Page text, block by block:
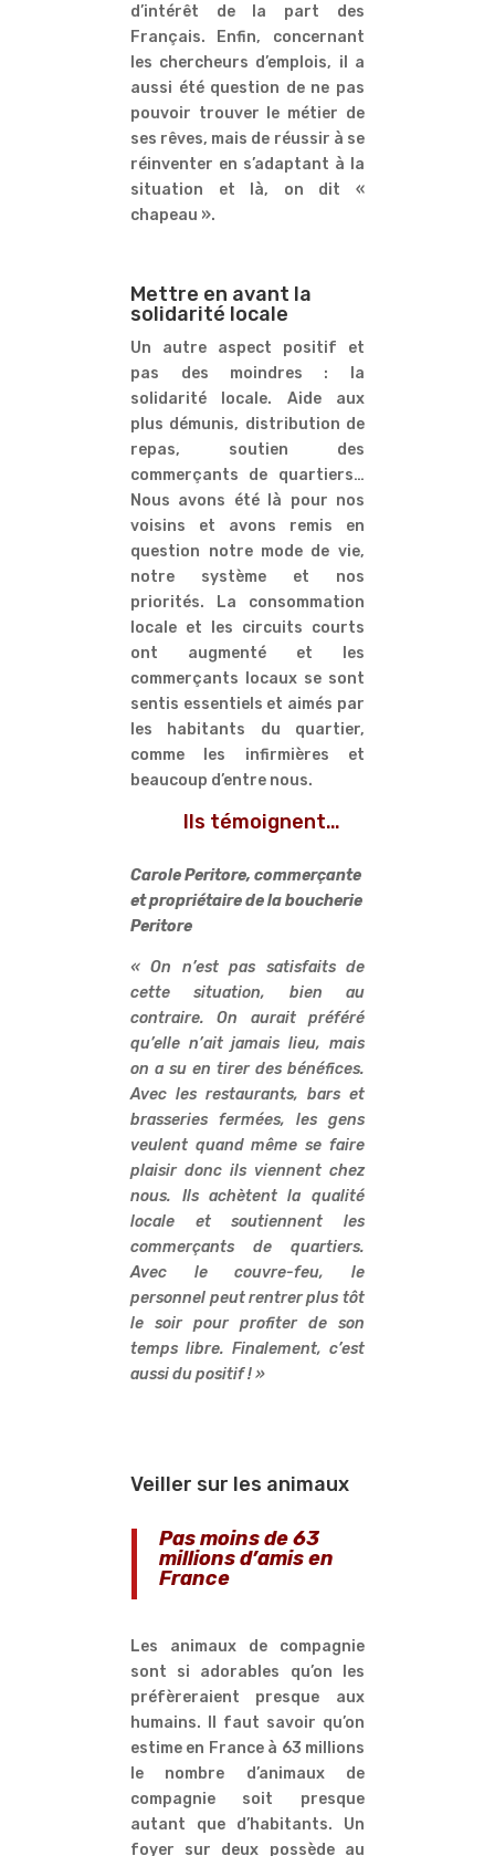
d’intérêt de la part des
Français. Enfin, concernant
les chercheurs d’emplois, il a
aussi été question de ne pas
pouvoir trouver le métier de
ses rêves, mais de réussir à se
réinventer en s’adaptant à la
situation et là, on dit «
chapeau ».
Mettre en avant la
solidarité locale
Un autre aspect positif et
pas des moindres : la
solidarité locale. Aide aux
plus démunis, distribution de
repas, soutien des
commerçants de quartiers…
Nous avons été là pour nos
voisins et avons remis en
question notre mode de vie,
notre système et nos
priorités. La consommation
locale et les circuits courts
ont augmenté et les
commerçants locaux se sont
sentis essentiels et aimés par
les habitants du quartier,
comme les infirmières et
beaucoup d’entre nous.
Ils témoignent…
Carole Peritore, commerçante
et propriétaire de la boucherie
Peritore
« On n’est pas satisfaits de
cette situation, bien au
contraire. On aurait préféré
qu’elle n’ait jamais lieu, mais
on a su en tirer des bénéfices.
Avec les restaurants, bars et
brasseries fermées, les gens
veulent quand même se faire
plaisir donc ils viennent chez
nous. Ils achètent la qualité
locale et soutiennent les
commerçants de quartiers.
Avec le couvre-feu, le
personnel peut rentrer plus tôt
le soir pour profiter de son
temps libre. Finalement, c’est
aussi du positif ! »
Veiller sur les animaux
Pas moins de 63
millions d’amis en
France
Les animaux de compagnie
sont si adorables qu’on les
préfèreraient presque aux
humains. Il faut savoir qu’on
estime en France à 63 millions
le nombre d’animaux de
compagnie soit presque
autant que d’habitants. Un
foyer sur deux possède au